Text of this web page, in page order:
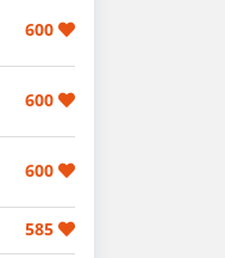
600
600
600
585